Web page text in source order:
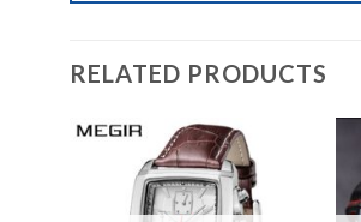
RELATED PRODUCTS